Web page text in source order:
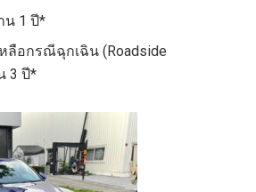
น 1 ปี*
ลือกรณีฉุกเฉิน (Roadside
3 ปี*